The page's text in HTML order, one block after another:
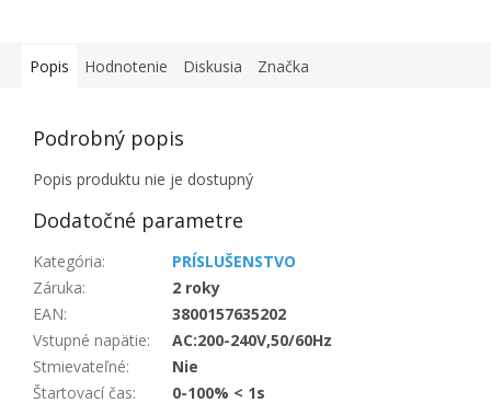
Popis Hodnotenie Diskusia Značka
Podrobný popis
Popis produktu nie je dostupný
Dodatočné parametre
Kategória:
PRÍSLUŠENSTVO
Záruka:
2 roky
EAN:
3800157635202
Vstupné napätie:
AC:200-240V,50/60Hz
Stmievateľné:
Nie
Štartovací čas:
0-100% < 1s